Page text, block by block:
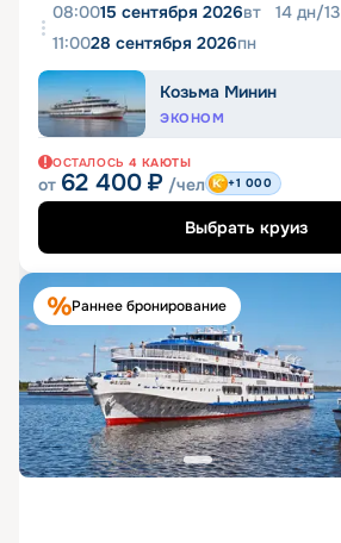
08:0015 сентября 2026вт 14 дн/13
11:0028 сентября 2026пн
Козьма Минин
ЭКОНОМ
ОСТАЛОСЬ 4 КАЮТЫ
от 62 400 ₽ /чел +1 000
Выбрать круиз
Раннее бронирование